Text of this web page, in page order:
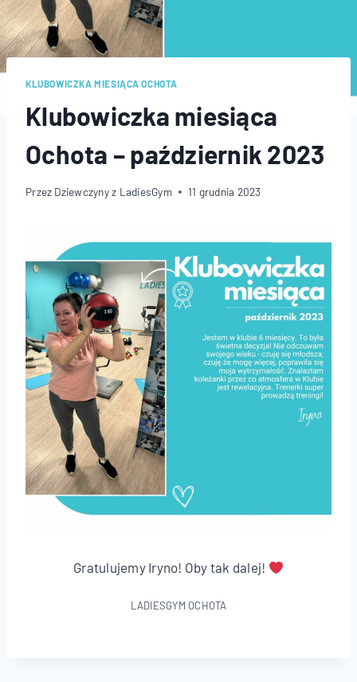
KLUBOWICZKA MIESIĄCA OCHOTA
Klubowiczka miesiąca
Ochota – październik 2023
Przez Dziewczyny z LadiesGym 11 grudnia 2023
Gratulujemy Iryno! Oby tak dalej!
LADIESGYM OCHOTA